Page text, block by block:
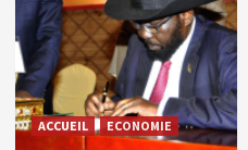
ACCUEIL ECONOMIE